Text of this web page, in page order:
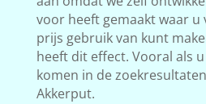
voor heeft gemaakt waar
prijs gebruik van kunt
heeft dit effect. Vooral als
komen in de
Akkerput.